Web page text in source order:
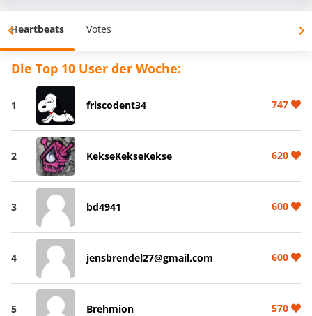
Heartbeats Votes
Die Top 10 User der Woche:
1 friscodent34 747
2 KekseKekseKekse 620
3 bd4941 600
4 jensbrendel27@gmail.com 600
5 Brehmion 570